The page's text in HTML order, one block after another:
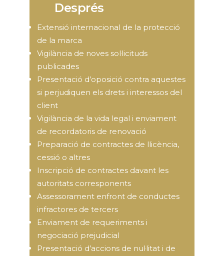
Després
Extensió internacional de la protecció
de la marca
Vigilància de noves sol·licituds
publicades
Presentació d’oposició contra aquestes
si perjudiquen els drets i interessos del
client
Vigilància de la vida legal i enviament
de recordatoris de renovació
Preparació de contractes de llicència,
cessió o altres
Inscripció de contractes davant les
autoritats corresponents
Assessorament enfront de conductes
infractores de tercers
Enviament de requeriments i
negociació prejudicial
Presentació d’accions de nul·litat i de